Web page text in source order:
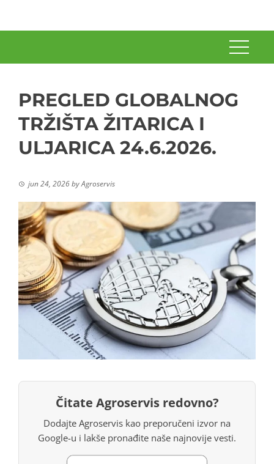
PREGLED GLOBALNOG
TRŽIŠTA ŽITARICA I
ULJARICA 24.6.2026.
jun 24, 2026byAgroservis
Čitate Agroservis redovno?
Dodajte Agroservis kao preporučeni izvor na
Google-u i lakše pronađite naše najnovije vesti.